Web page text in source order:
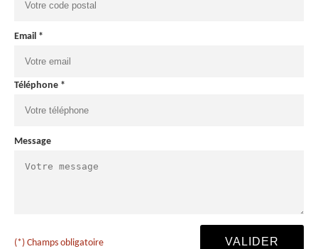
Email *
Téléphone *
Message
(*) Champs obligatoire